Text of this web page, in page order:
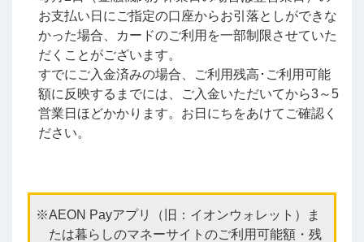
お支払い日にご指定の口座からお引落としができな
かった場合、カードのご利用を一部制限させていた
だくことがございます。
すでにご入金済みの場合、ご利用残高･ご利用可能
額に反映するまでには、ご入金いただいてから3～5
営業日ほどかかります。お日にちをあけてご確認く
ださい。
AEON Payアプリ（旧：イオンウォレット）ま
たは暮らしのマネーサイトのご利用可能額・残